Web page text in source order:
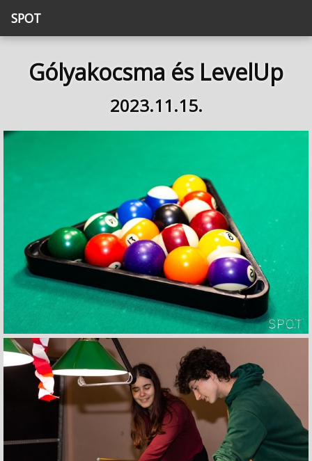
SPOT
Gólyakocsma és LevelUp
2023.11.15.